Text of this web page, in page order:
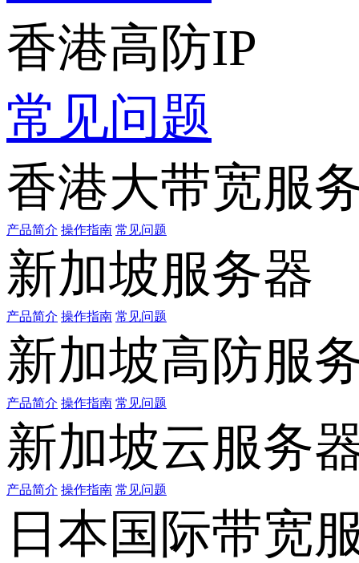
香港高防IP
常见问题
香港大带宽服
产品简介 操作指南 常见问题
新加坡服务器
产品简介 操作指南 常见问题
新加坡高防服
产品简介 操作指南 常见问题
新加坡云服务
产品简介 操作指南 常见问题
日本国际带宽